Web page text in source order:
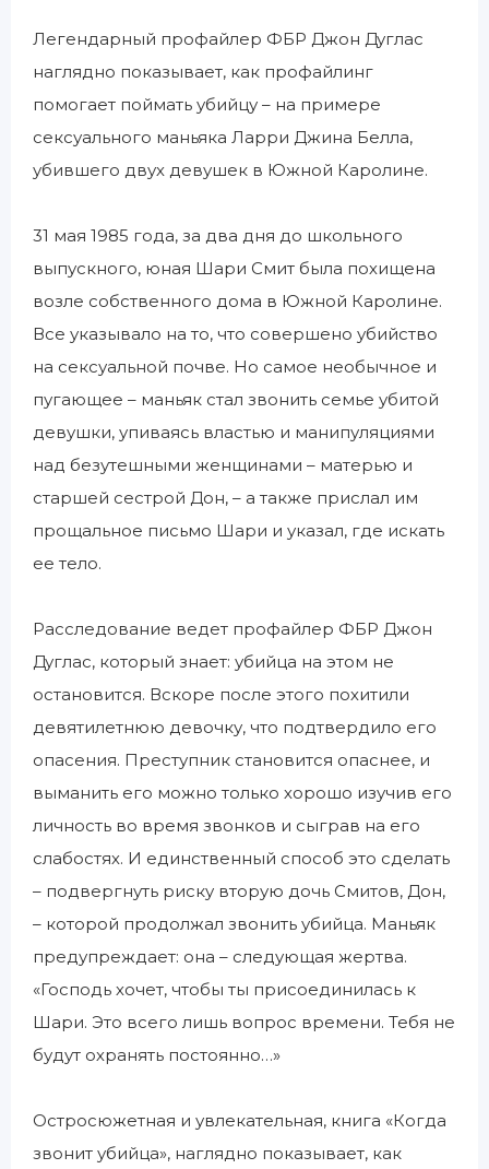
Легендарный профайлер ФБР Джон Дуглас
наглядно показывает, как профайлинг
помогает поймать убийцу – на примере
сексуального маньяка Ларри Джина Белла,
убившего двух девушек в Южной Каролине.
31 мая 1985 года, за два дня до школьного
выпускного, юная Шари Смит была похищена
возле собственного дома в Южной Каролине.
Все указывало на то, что совершено убийство
на сексуальной почве. Но самое необычное и
пугающее – маньяк стал звонить семье убитой
девушки, упиваясь властью и манипуляциями
над безутешными женщинами – матерью и
старшей сестрой Дон, – а также прислал им
прощальное письмо Шари и указал, где искать
ее тело.
Расследование ведет профайлер ФБР Джон
Дуглас, который знает: убийца на этом не
остановится. Вскоре после этого похитили
девятилетнюю девочку, что подтвердило его
опасения. Преступник становится опаснее, и
выманить его можно только хорошо изучив его
личность во время звонков и сыграв на его
слабостях. И единственный способ это сделать
– подвергнуть риску вторую дочь Смитов, Дон,
– которой продолжал звонить убийца. Маньяк
предупреждает: она – следующая жертва.
«Господь хочет, чтобы ты присоединилась к
Шари. Это всего лишь вопрос времени. Тебя не
будут охранять постоянно…»
Остросюжетная и увлекательная, книга «Когда
звонит убийца», наглядно показывает, как